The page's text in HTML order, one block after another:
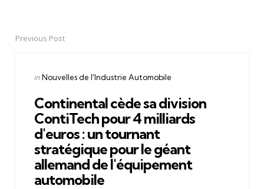
PostPrevious Post
Posted
inNouvelles de l'Industrie Automobile
Continental cède sa division
ContiTech pour 4 milliards
d'euros : un tournant
stratégique pour le géant
allemand de l'équipement
automobile